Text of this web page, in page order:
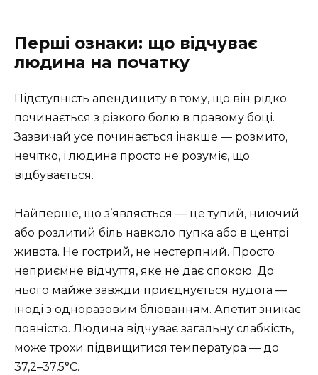
Перші ознаки: що відчуває
людина на початку
Підступність апендициту в тому, що він рідко
починається з різкого болю в правому боці.
Зазвичай усе починається інакше — розмито,
нечітко, і людина просто не розуміє, що
відбувається.
Найперше, що з’являється — це тупий, ниючий
або розлитий біль навколо пупка або в центрі
живота. Не гострий, не нестерпний. Просто
неприємне відчуття, яке не дає спокою. До
нього майже завжди приєднується нудота —
іноді з одноразовим блюванням. Апетит зникає
повністю. Людина відчуває загальну слабкість,
може трохи підвищитися температура — до
37,2–37,5°C.